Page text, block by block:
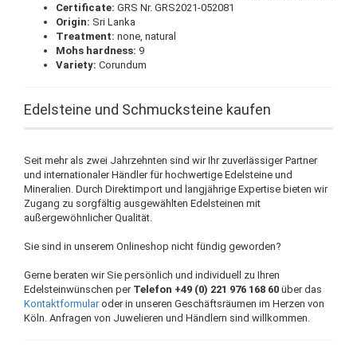
Certificate: GRS Nr. GRS2021-052081
Origin: Sri Lanka
Treatment: none, natural
Mohs hardness: 9
Variety: Corundum
Edelsteine und Schmucksteine kaufen
Seit mehr als zwei Jahrzehnten sind wir Ihr zuverlässiger Partner
und internationaler Händler für hochwertige Edelsteine und
Mineralien. Durch Direktimport und langjährige Expertise bieten wir
Zugang zu sorgfältig ausgewählten Edelsteinen mit
außergewöhnlicher Qualität.
Sie sind in unserem Onlineshop nicht fündig geworden?
Gerne beraten wir Sie persönlich und individuell zu Ihren
Edelsteinwünschen per Telefon +49 (0) 221 976 168 60 über das
Kontaktformularoder in unseren Geschäftsräumen im Herzen von
Köln. Anfragen von Juwelieren und Händlern sind willkommen.